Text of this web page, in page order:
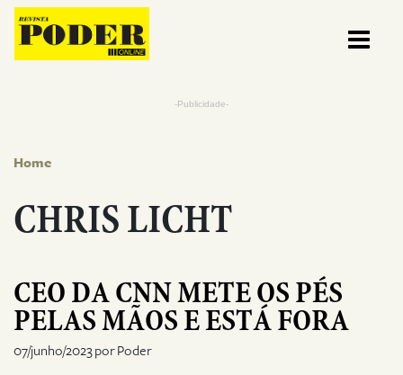
Pular para o conteúdo
-Publicidade-
Home
CHRIS LICHT
CEO DA CNN METE OS PÉS
PELAS MÃOS E ESTÁ FORA
07/junho/2023 por Poder